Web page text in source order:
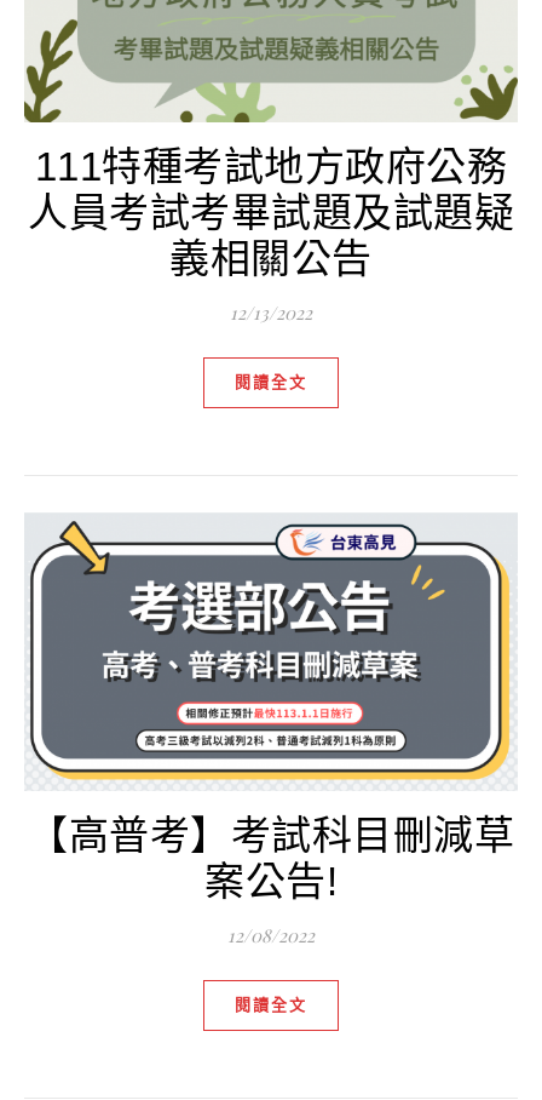
111特種考試地方政府公務
人員考試考畢試題及試題疑
義相關公告
12/13/2022
閱讀全文
【高普考】考試科目刪減草
案公告!
12/08/2022
閱讀全文